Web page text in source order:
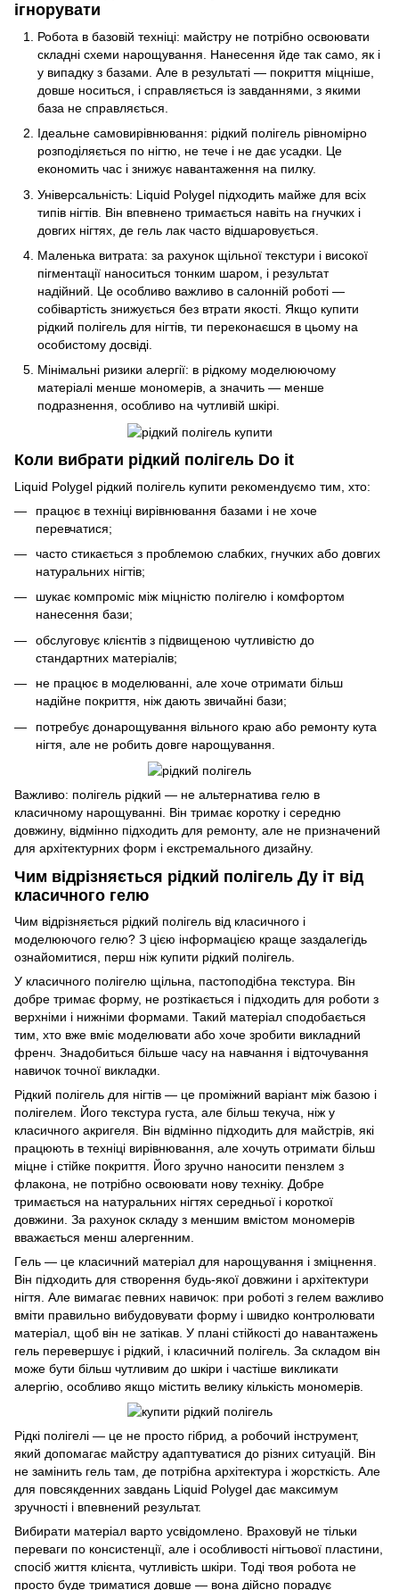
ігнорувати
Робота в базовій техніці: майстру не потрібно освоювати
складні схеми нарощування. Нанесення йде так само, як і
у випадку з базами. Але в результаті — покриття міцніше,
довше носиться, і справляється із завданнями, з якими
база не справляється.
Ідеальне самовирівнювання: рідкий полігель рівномірно
розподіляється по нігтю, не тече і не дає усадки. Це
економить час і знижує навантаження на пилку.
Універсальність: Liquid Polygel підходить майже для всіх
типів нігтів. Він впевнено тримається навіть на гнучких і
довгих нігтях, де гель лак часто відшаровується.
Маленька витрата: за рахунок щільної текстури і високої
пігментації наноситься тонким шаром, і результат
надійний. Це особливо важливо в салонній роботі —
собівартість знижується без втрати якості. Якщо купити
рідкий полігель для нігтів, ти переконаєшся в цьому на
особистому досвіді.
Мінімальні ризики алергії: в рідкому моделюючому
матеріалі менше мономерів, а значить — менше
подразнення, особливо на чутливій шкірі.
Коли вибрати рідкий полігель Do it
Liquid Polygel рідкий полігель купити рекомендуємо тим, хто:
працює в техніці вирівнювання базами і не хоче
перевчатися;
часто стикається з проблемою слабких, гнучких або довгих
натуральних нігтів;
шукає компроміс між міцністю полігелю і комфортом
нанесення бази;
обслуговує клієнтів з підвищеною чутливістю до
стандартних матеріалів;
не працює в моделюванні, але хоче отримати більш
надійне покриття, ніж дають звичайні бази;
потребує донарощування вільного краю або ремонту кута
нігтя, але не робить довге нарощування.
Важливо: полігель рідкий — не альтернатива гелю в
класичному нарощуванні. Він тримає коротку і середню
довжину, відмінно підходить для ремонту, але не призначений
для архітектурних форм і екстремального дизайну.
Чим відрізняється рідкий полігель Ду іт від
класичного гелю
Чим відрізняється рідкий полігель від класичного і
моделюючого гелю? З цією інформацією краще заздалегідь
ознайомитися, перш ніж купити рідкий полігель.
У класичного полігелю щільна, пастоподібна текстура. Він
добре тримає форму, не розтікається і підходить для роботи з
верхніми і нижніми формами. Такий матеріал сподобається
тим, хто вже вміє моделювати або хоче зробити викладний
френч. Знадобиться більше часу на навчання і відточування
навичок точної викладки.
Рідкий полігель для нігтів — це проміжний варіант між базою і
полігелем. Його текстура густа, але більш текуча, ніж у
класичного акригеля. Він відмінно підходить для майстрів, які
працюють в техніці вирівнювання, але хочуть отримати більш
міцне і стійке покриття. Його зручно наносити пензлем з
флакона, не потрібно освоювати нову техніку. Добре
тримається на натуральних нігтях середньої і короткої
довжини. За рахунок складу з меншим вмістом мономерів
вважається менш алергенним.
Гель — це класичний матеріал для нарощування і зміцнення.
Він підходить для створення будь-якої довжини і архітектури
нігтя. Але вимагає певних навичок: при роботі з гелем важливо
вміти правильно вибудовувати форму і швидко контролювати
матеріал, щоб він не затікав. У плані стійкості до навантажень
гель перевершує і рідкий, і класичний полігель. За складом він
може бути більш чутливим до шкіри і частіше викликати
алергію, особливо якщо містить велику кількість мономерів.
Рідкі полігелі — це не просто гібрид, а робочий інструмент,
який допомагає майстру адаптуватися до різних ситуацій. Він
не замінить гель там, де потрібна архітектура і жорсткість. Але
для повсякденних завдань Liquid Polygel дає максимум
зручності і впевнений результат.
Вибирати матеріал варто усвідомлено. Враховуй не тільки
переваги по консистенції, але і особливості нігтьової пластини,
спосіб життя клієнта, чутливість шкіри. Тоді твоя робота не
просто буде триматися довше — вона дійсно порадує